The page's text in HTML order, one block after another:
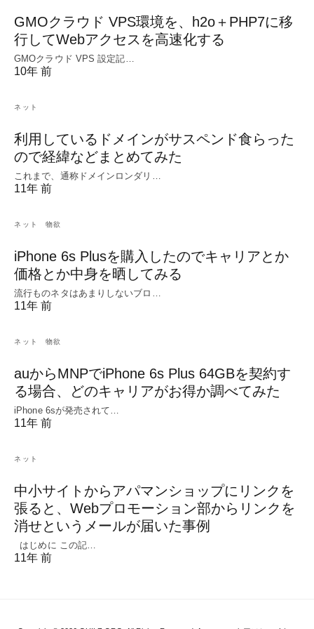
GMOクラウド VPS環境を、h2o＋PHP7に移
行してWebアクセスを高速化する
GMOクラウド VPS 設定記…
10年 前
ネット
利用しているドメインがサスペンド食らった
ので経緯などまとめてみた
これまで、通称ドメインロンダリ…
11年 前
ネット 物欲
iPhone 6s Plusを購入したのでキャリアとか
価格とか中身を晒してみる
流行ものネタはあまりしないブロ…
11年 前
ネット 物欲
auからMNPでiPhone 6s Plus 64GBを契約す
る場合、どのキャリアがお得か調べてみた
iPhone 6sが発売されて…
11年 前
ネット
中小サイトからアパマンショップにリンクを
張ると、Webプロモーション部からリンクを
消せというメールが届いた事例
はじめに この記…
11年 前